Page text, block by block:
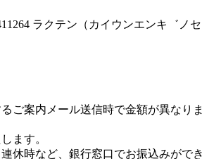
ラクテン（カイウンエンキ゛ノ
ご案内メール送信時で金額が異なりま
ます。
休時など、銀行窓口でお振込みがで